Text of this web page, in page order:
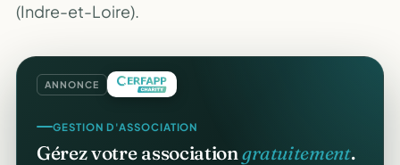
(Indre-et-Loire).
ANNONCE
GESTION D'ASSOCIATION
Gérez votre associationgratuitement.